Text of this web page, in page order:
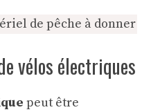
de pêche à donner
vélos électriques
peut être